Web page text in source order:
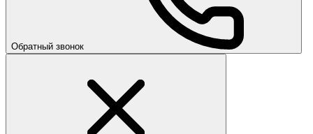
Обратный звонок